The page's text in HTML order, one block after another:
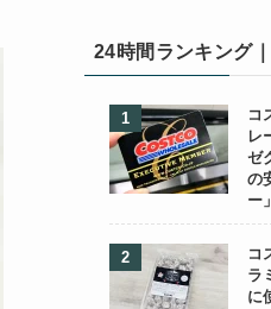
24時間ランキング
コ
レ
ゼ
の
ー
コ
ラ
に